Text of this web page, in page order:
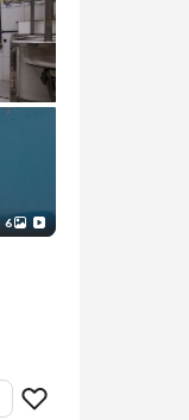
6